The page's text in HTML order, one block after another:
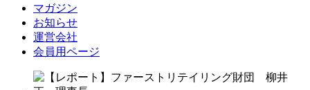
マガジン
お知らせ
運営会社
会員用ページ